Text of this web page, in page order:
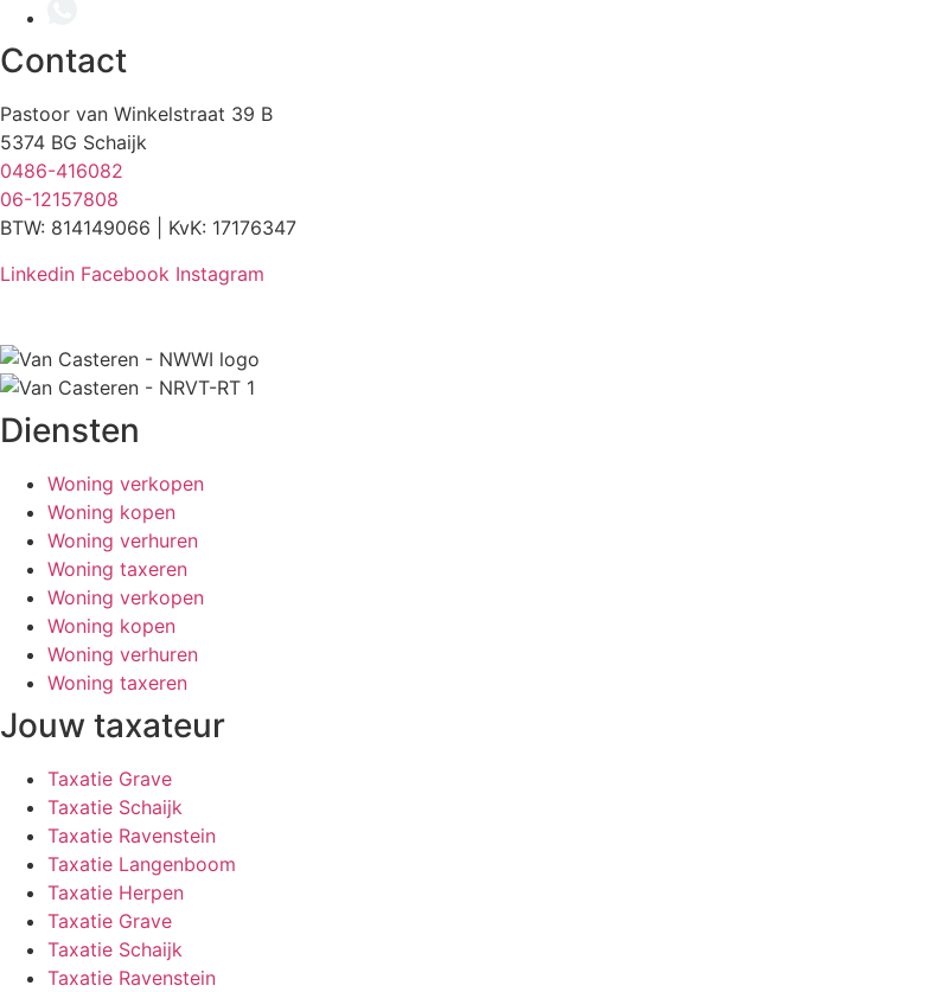
Contact
Pastoor van Winkelstraat 39 B
5374 BG Schaijk
0486-416082
06-12157808
BTW: 814149066 | KvK: 17176347
Linkedin Facebook Instagram
Diensten
Woning verkopen
Woning kopen
Woning verhuren
Woning taxeren
Woning verkopen
Woning kopen
Woning verhuren
Woning taxeren
Jouw taxateur
Taxatie Grave
Taxatie Schaijk
Taxatie Ravenstein
Taxatie Langenboom
Taxatie Herpen
Taxatie Grave
Taxatie Schaijk
Taxatie Ravenstein